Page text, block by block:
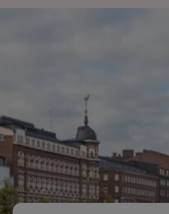
Tutustu POP Pankkiin
Usein kysytyt